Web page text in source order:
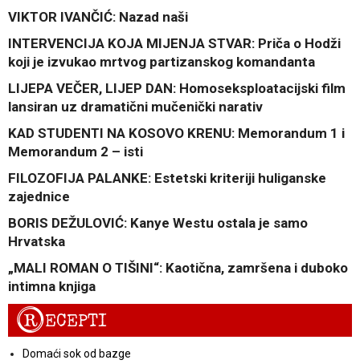
VIKTOR IVANČIĆ: Nazad naši
INTERVENCIJA KOJA MIJENJA STVAR: Priča o Hodži
koji je izvukao mrtvog partizanskog komandanta
LIJEPA VEČER, LIJEP DAN: Homoseksploatacijski film
lansiran uz dramatični mučenički narativ
KAD STUDENTI NA KOSOVO KRENU: Memorandum 1 i
Memorandum 2 – isti
FILOZOFIJA PALANKE: Estetski kriteriji huliganske
zajednice
BORIS DEŽULOVIĆ: Kanye Westu ostala je samo
Hrvatska
„MALI ROMAN O TIŠINI“: Kaotična, zamršena i duboko
intimna knjiga
RECEPTI
Domaći sok od bazge